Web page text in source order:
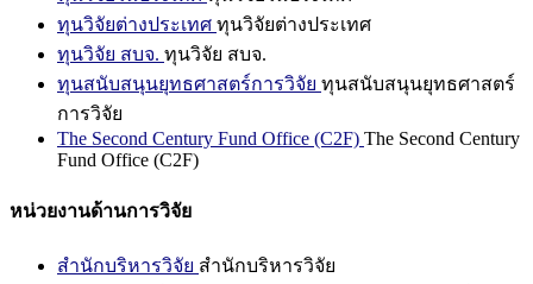
ทุนวิจัยต่างประเทศ ทุนวิจัยต่างประเทศ
ทุนวิจัย สบจ. ทุนวิจัย สบจ.
ทุนสนับสนุนยุทธศาสตร์การวิจัย ทุนสนับสนุนยุทธศาสตร์
การวิจัย
The Second Century Fund Office (C2F) The Second Century
Fund Office (C2F)
หน่วยงานด้านการวิจัย
สำนักบริหารวิจัย สำนักบริหารวิจัย